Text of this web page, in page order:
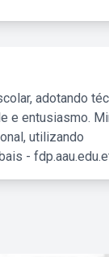
adotando
e entusiasmo.
utilizando
-